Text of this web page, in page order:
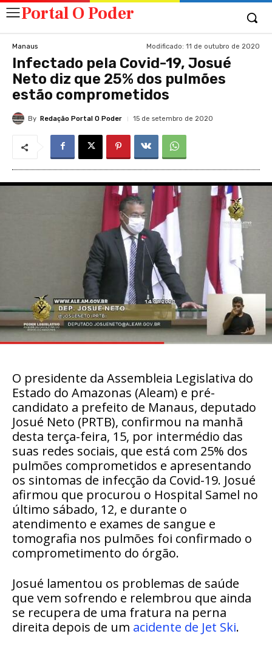
Portal O Poder
Manaus Modificado: 11 de outubro de 2020
Infectado pela Covid-19, Josué
Neto diz que 25% dos pulmões
estão comprometidos
By Redação Portal O Poder 15 de setembro de 2020
O presidente da Assembleia Legislativa do
Estado do Amazonas (Aleam) e pré-
candidato a prefeito de Manaus, deputado
Josué Neto (PRTB), confirmou na manhã
desta terça-feira, 15, por intermédio das
suas redes sociais, que está com 25% dos
pulmões comprometidos e apresentando
os sintomas de infecção da Covid-19. Josué
afirmou que procurou o Hospital Samel no
último sábado, 12, e durante o
atendimento e exames de sangue e
tomografia nos pulmões foi confirmado o
comprometimento do órgão.
Josué lamentou os problemas de saúde
que vem sofrendo e relembrou que ainda
se recupera de uma fratura na perna
direita depois de um acidente de Jet Ski.